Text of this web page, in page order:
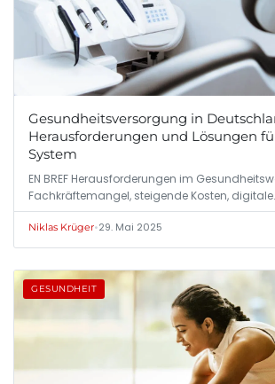
Gesundheitsversorgung in
Herausforderungen und Lösungen
System
EN BREF Herausforderungen im
Fachkräftemangel, steigende Kosten,
Niklas Krüger•29. Mai 2025
GESUNDHEIT